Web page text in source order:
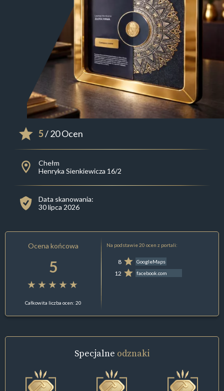
5/ 20 Ocen
Chełm
Henryka Sienkiewicza 16/2
Data skanowania:
30 lipca 2026
Ocena końcowa
5
Całkowita liczba ocen: 20
Na podstawie 20 ocen z portali:
8 GoogleMaps
12 facebook.com
Specjalne odznaki